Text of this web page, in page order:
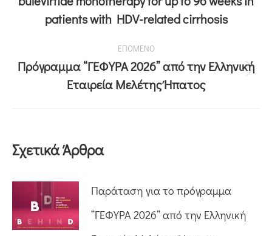
patients with HDV-related cirrhosis
ΕΠΟΜΕΝΟ
Πρόγραμμα “ΓΕΦΥΡΑ 2026” από την Ελληνική
Εταιρεία Μελέτης Ήπατος
Σχετικά Άρθρα
Παράταση για το πρόγραμμα
“ΓΕΦΥΡΑ 2026” από την Ελληνική